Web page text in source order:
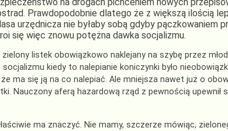
Prawdopodobnie dlatego że z większą ilością
urzędnicza nie byłaby sobą gdyby pączkowaniem
się więc znowu potężna dawka socjalizmu.
listek obowiązkowo naklejany na szybę przez
kiedy to nalepianie koniczynki było
ma się ją na co nalepiać. Ale mniejsza nawet już o
Nauczony aferą hazardową rząd z pewnością upewnił
ma znaczyć. Nie mamy, szczerze mówiąc,